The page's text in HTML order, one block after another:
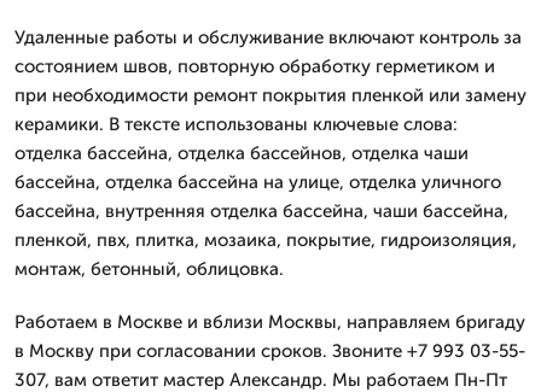
Удаленные работы и обслуживание включают контроль за
состоянием швов, повторную обработку герметиком и
при необходимости ремонт покрытия пленкой или замену
керамики. В тексте использованы ключевые слова:
отделка бассейна, отделка бассейнов, отделка чаши
бассейна, отделка бассейна на улице, отделка уличного
бассейна, внутренняя отделка бассейна, чаши бассейна,
пленкой, пвх, плитка, мозаика, покрытие, гидроизоляция,
монтаж, бетонный, облицовка.
Работаем в Москве и вблизи Москвы, направляем бригаду
в Москву при согласовании сроков. Звоните +7 993 03-55-
307, вам ответит мастер Александр. Мы работаем Пн-Пт